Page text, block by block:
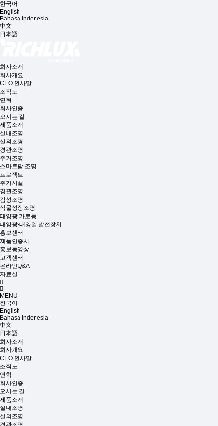
한국어
English
Bahasa Indonesia
中文
日本語
회사소개
회사개요
CEO 인사말
조직도
연혁
회사인증
오시는 길
제품소개
실내조명
실외조명
경관조명
주거조명
스마트팜 조명
프로젝트
주거시설
경관조명
감성조명
식물성장조명
태양광 가로등
태양광-태양열 발전장치
홍보센터
제품인증서
홍보동영상
고객센터
온라인Q&A
자료실
MENU
한국어
English
Bahasa Indonesia
中文
日本語
회사소개
회사개요
CEO 인사말
조직도
연혁
회사인증
오시는 길
제품소개
실내조명
실외조명
경관조명